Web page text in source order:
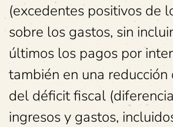
(excedentes positivos de
sobre los gastos, sin
últimos los pagos por
también en una
del déficit fiscal
ingresos y gastos,